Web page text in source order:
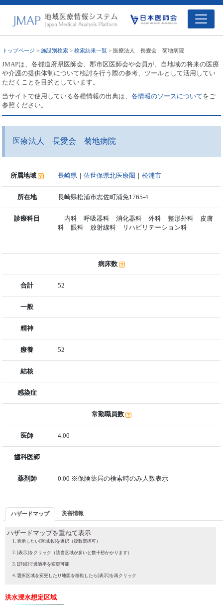
トップページ >施設別検索 >検索結果一覧 > 医療法人 長愛会 菊地病院
JMAPは、各都道府県医師会、郡市区医師会や会員が、自地域の将来の医療
や介護の提供体制について検討を行う際の参考、ツールとして活用してい
ただくことを目的としています。
当サイトで使用している各種情報の出典は、各情報のソースについてをご
参照ください。
医療法人 長愛会 菊地病院
所属地域 長崎県 ｜佐世保県北医療圏 ｜松浦市
所在地 長崎県松浦市志佐町浦免1765-4
診療科目
内科 呼吸器科 消化器科 外科 整形外科 皮膚
科 眼科 放射線科 リハビリテーション科
病床数
合計 52
一般
精神
療養 52
結核
感染症
常勤職員数
医師 4.00
歯科医師
薬剤師 0.00 ※保険薬局の検索時のみ人数表示
ハザードマップ 災害情報
ハザードマップを重ねて表示
表示したい[区域名]を選択（複数選択可）
[表示]をクリック（該当区域が多いと数十秒かかります）
[詳細]で透過率を変更可能
選択区域を変更したり地図を移動したら[表示]を再クリック
洪水浸水想定区域